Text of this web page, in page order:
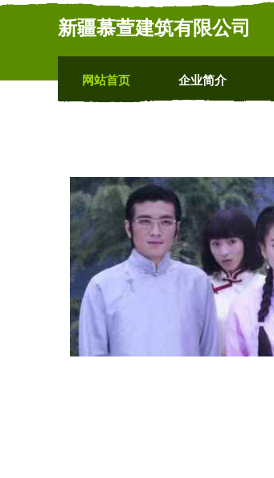
新疆慕萱建筑有限公司
网站首页 企业简介